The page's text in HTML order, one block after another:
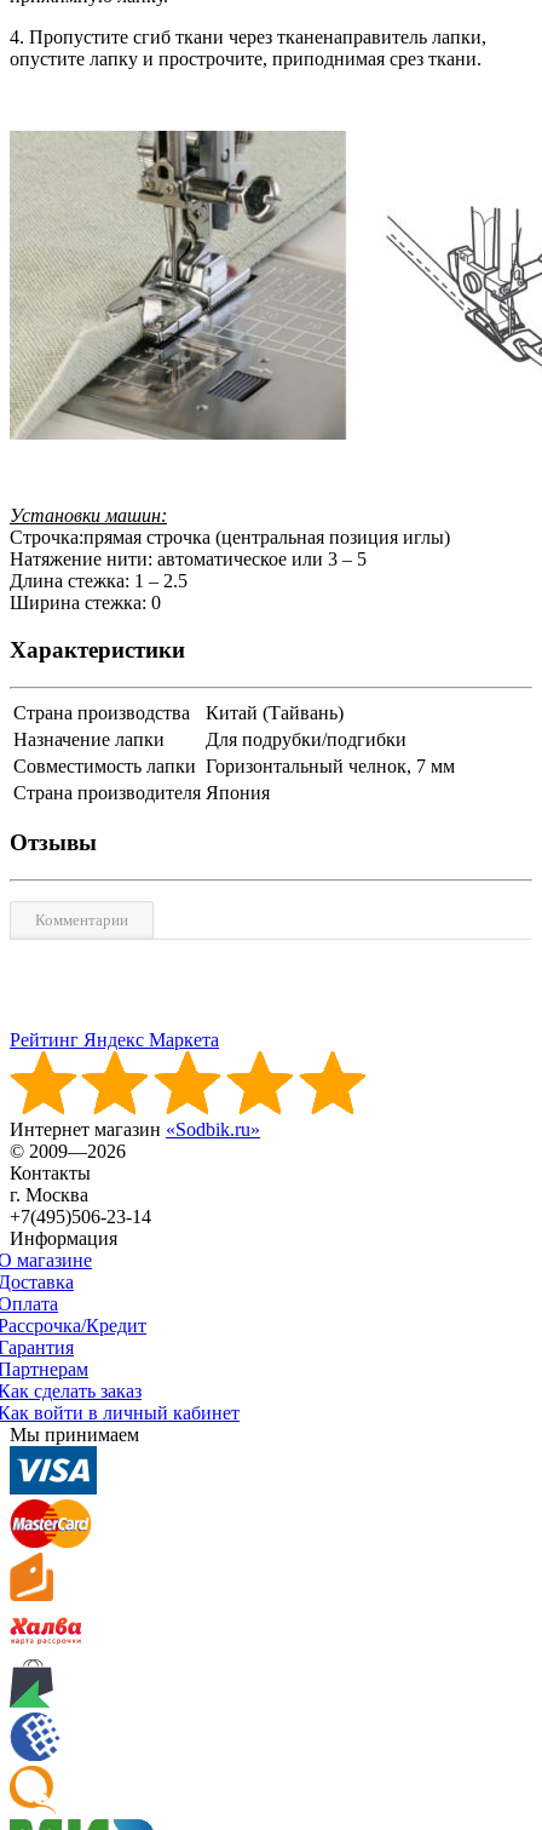
4. Пропустите сгиб ткани через тканенаправитель лапки,
опустите лапку и прострочите, приподнимая срез ткани.
Установки машин:
Строчка:прямая строчка (центральная позиция иглы)
Натяжение нити: автоматическое или 3 – 5
Длина стежка: 1 – 2.5
Ширина стежка: 0
Характеристики
Страна производства
Китай (Тайвань)
Назначение лапки
Для подрубки/подгибки
Совместимость лапки Горизонтальный челнок, 7 мм
Страна производителя Япония
Отзывы
Комментарии
Рейтинг Яндекс Маркета
Интернет магазин «Sodbik.ru»
© 2009—2026
Контакты
г. Москва
+7(495)506-23-14
Информация
магазине
Кредит
сделать заказ
войти в личный кабинет
Мы принимаем